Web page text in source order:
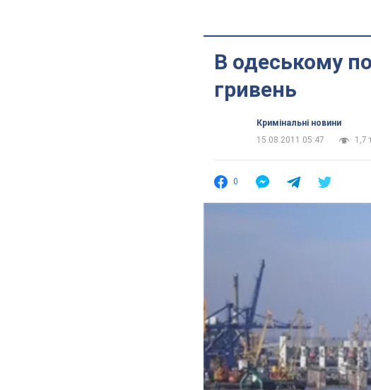
В одеському
гривень
Кримінальні новини
15.08.2011 05:47
1,7
0